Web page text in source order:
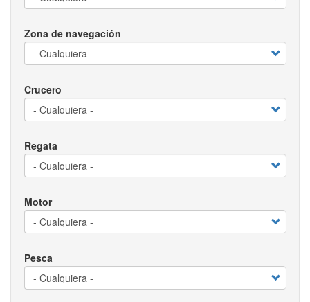
Zona de navegación
Crucero
Regata
Motor
Pesca